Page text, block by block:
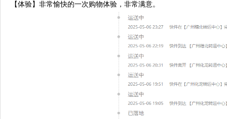
【体验】非常愉快的一次购物体验，非常满意。